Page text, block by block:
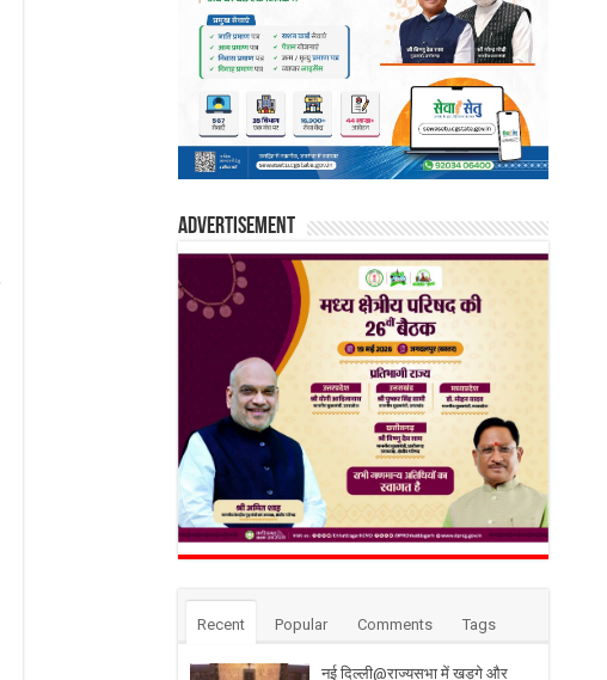
Advertisement
Recent Popular Comments Tags
नई दिल्ली@राज्यसभा में खड़गे और